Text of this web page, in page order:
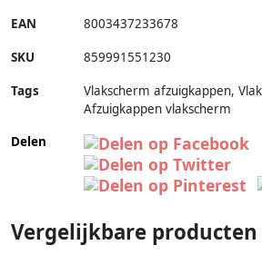
EAN 8003437233678
SKU 859991551230
Tags
Vlakscherm afzuigkappen,
Afzuigkappen vlakscherm
Delen
Vergelijkbare producten